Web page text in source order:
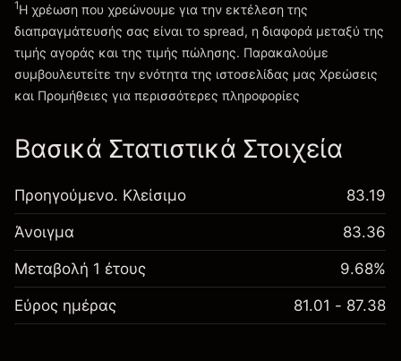
Χρεώσεις και Τέλη
1Η χρέωση που χρεώνουμε για την εκτέλεση της
διαπραγμάτευσής σας είναι το spread, η διαφορά μεταξύ της
τιμής αγοράς και της τιμής πώλησης. Παρακαλούμε
συμβουλευτείτε την ενότητα της ιστοσελίδας μας Χρεώσεις
και Προμήθειες για περισσότερες πληροφορίες
Βασικά Στατιστικά Στοιχεία
Προηγούμενο. Κλείσιμο 83.19
Άνοιγμα 83.36
Μεταβολή 1 έτους 9.68%
Εύρος ημέρας 81.01 - 87.38